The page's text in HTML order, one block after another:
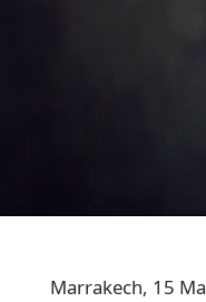
Marrakech, 15